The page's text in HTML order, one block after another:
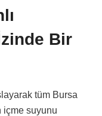
Bir
tüm Bursa
içme suyunu